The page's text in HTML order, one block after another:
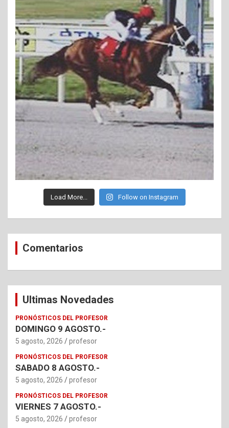
Load More... Follow on Instagram
Comentarios
Ultimas Novedades
PRONÓSTICOS DEL PROFESOR
DOMINGO 9 AGOSTO.-
5 agosto, 2026 profesor
PRONÓSTICOS DEL PROFESOR
SABADO 8 AGOSTO.-
5 agosto, 2026 profesor
PRONÓSTICOS DEL PROFESOR
VIERNES 7 AGOSTO.-
5 agosto, 2026 profesor